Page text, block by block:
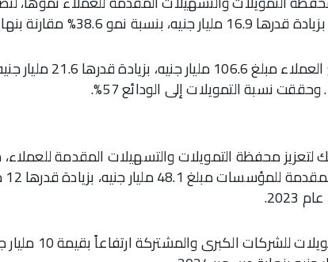
لتعزيز محفظة التمويلات والتسهيلات المقدمة
حيث سجلت محفظة